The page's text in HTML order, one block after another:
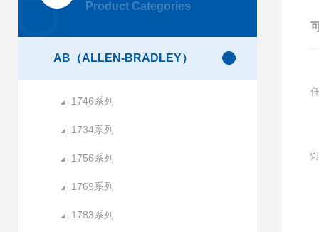
Product Categories
AB（ALLEN-BRADLEY）
1746系列
1734系列
1756系列
1769系列
1783系列